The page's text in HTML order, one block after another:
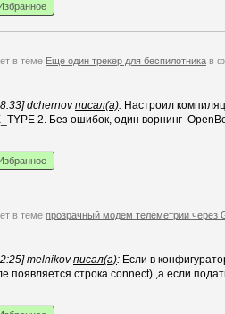
в теме Еще один трекер для беспилотника в
dchernovписал(а): Настроил
2. Без ошибок, один ворнинг
в теме прозрачный модем телеметрии через
melnikovписал(а): Если в
появляется строка connect) ,а если